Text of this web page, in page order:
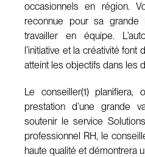
occasionnels en région.
reconnue pour sa
travailler en équipe.
l’initiative et la créativité
atteint les objectifs dans les
Le conseiller(1) planifiera,
prestation d’une grande
soutenir le service
professionnel RH, le
haute qualité et démontrera